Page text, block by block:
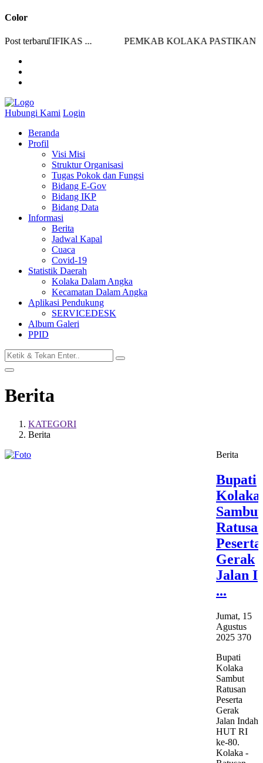
Color
Post terbaru
SERTIFIKAS ... PEMKAB KOLAKA PASTIKAN
Hubungi Kami Login
Beranda
Profil
Visi Misi
Struktur Organisasi
Tugas Pokok dan Fungsi
Bidang E-Gov
Bidang IKP
Bidang Data
Informasi
Berita
Jadwal Kapal
Cuaca
Covid-19
Statistik Daerah
Kolaka Dalam Angka
Kecamatan Dalam Angka
Aplikasi Pendukung
SERVICEDESK
Album Galeri
PPID
Berita
KATEGORI
Berita
Berita
Bupati
Kolaka
Sambut
Peserta
Gerak
Jalan I
...
Jumat, 15
Agustus
2025 370
Bupati
Kolaka
Sambut
Ratusan
Peserta
Gerak
Jalan Indah
HUT RI
ke-80.
Kolaka -